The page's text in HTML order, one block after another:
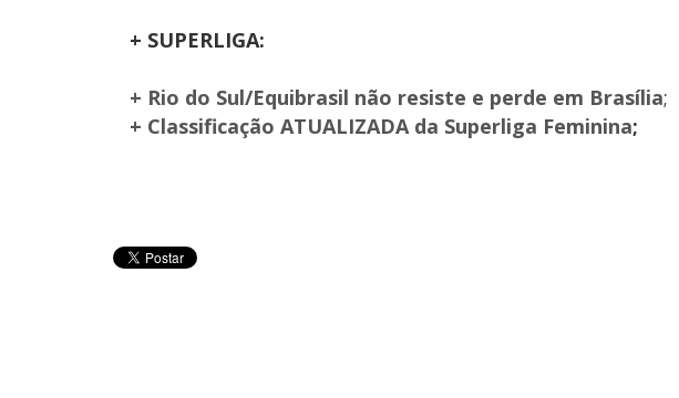
+ SUPERLIGA:
+ Rio do Sul/Equibrasil não resiste e perde em Brasília;
+ Classificação ATUALIZADA da Superliga Feminina;